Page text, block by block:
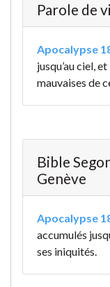
Parole de
Apocalypse
jusqu’au ciel,et
mauvaises de
Bible
Genève
Apocalypse
accumulés
ses iniquités.